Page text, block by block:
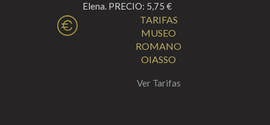
Elena. PRECIO: 5,75 €
TARIFAS
MUSEO
ROMANO
OIASSO
Ver Tarifas